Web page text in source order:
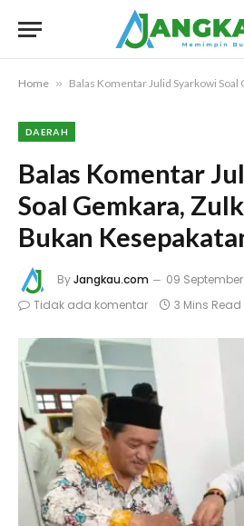
Home » Balas Komentar Julid Syarkowi Soal Gemkara,
DAERAH
Balas Komentar
Soal Gemkara,
Bukan
ByJangkau.com
09
Tidak ada komentar
3 Mins Read